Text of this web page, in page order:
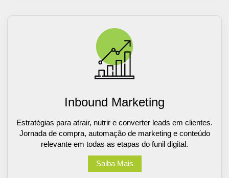
Inbound Marketing
Estratégias para atrair, nutrir e converter leads em clientes.
Jornada de compra, automação de marketing e conteúdo
relevante em todas as etapas do funil digital.
Saiba Mais